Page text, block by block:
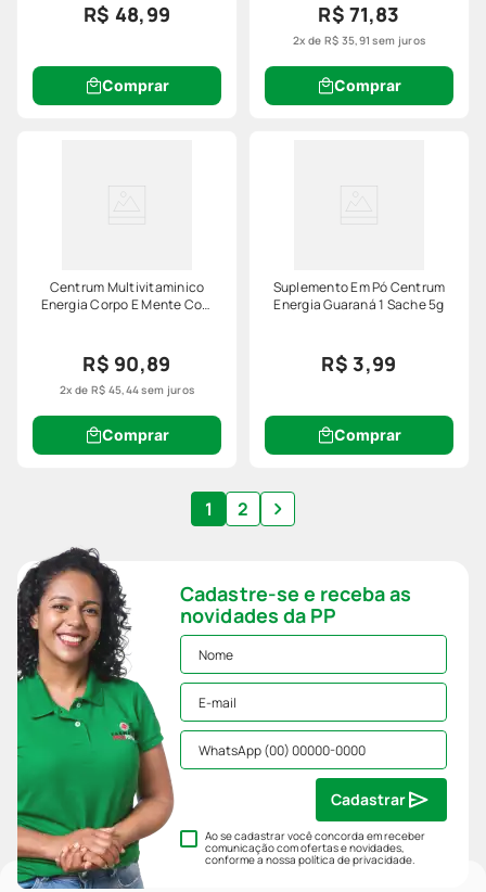
R$ 48,99
Comprar
R$ 71,83
2x de R$ 35,91 sem juros
Comprar
Centrum Multivitaminico
Energia Corpo E Mente Com
R$ 90,89
2x de R$ 45,44sem juros
Comprar
Suplemento Em Pó Centrum
Energia Guaraná 1 Sache 5g
R$ 3,99
Comprar
1 2
Cadastre-se e receba as
novidades da PP
Ao se cadastrar você concorda em receber
comunicação com ofertas e novidades,
conforme a nossapolítica de privacidade.
Cadastrar